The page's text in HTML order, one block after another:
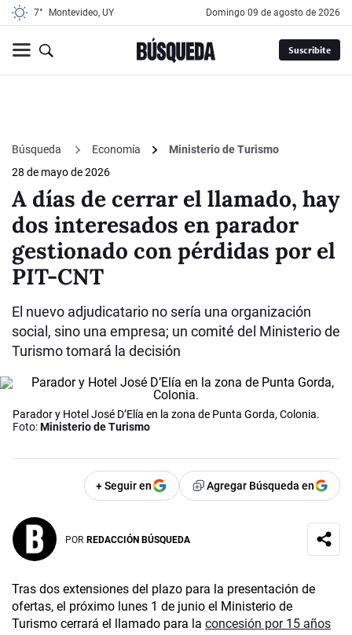
7° Montevideo, UY domingo 09 de agosto de 2026
Suscribite
Búsqueda Economía
Ministerio de Turismo
28 de mayo de 2026
A días de cerrar el llamado, hay
dos interesados en parador
gestionado con pérdidas por el
PIT-CNT
El nuevo adjudicatario no sería una organización
social, sino una empresa; un comité del Ministerio de
Turismo tomará la decisión
Parador y Hotel José D’Elía en la zona de Punta Gorda, Colonia.
Foto:Ministerio de Turismo
+ Seguir en Agregar Búsqueda en
POR REDACCIÓN BÚSQUEDA
Tras dos extensiones del plazo para la presentación de
ofertas, el próximo lunes 1 de junio el Ministerio de
Turismo cerrará el llamado para la concesión por 15 años